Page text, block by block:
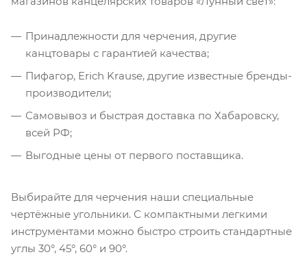
Принадлежности для черчения, другие
канцтовары с гарантией качества;
Пифагор, Erich Krause, другие известные бренды-
производители;
Самовывоз и быстрая доставка по Хабаровску,
всей РФ;
Выгодные цены от первого поставщика.
Выбирайте для черчения наши специальные
чертёжные угольники. С компактными легкими
инструментами можно быстро строить стандартные
углы 30°, 45°, 60° и 90°.